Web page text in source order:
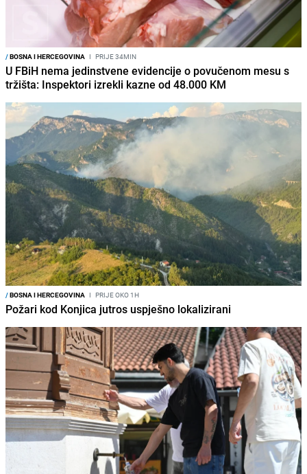
/BOSNA I HERCEGOVINA I PRIJE 34MIN
U FBiH nema jedinstvene evidencije o povučenom mesu s
tržišta: Inspektori izrekli kazne od 48.000 KM
/BOSNA I HERCEGOVINA I PRIJE OKO 1H
Požari kod Konjica jutros uspješno lokalizirani